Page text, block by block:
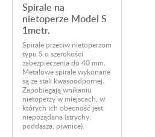
Spirale na
nietoperze Model S
1metr.
Spirale przeciw nietoperzom
typu S o szerokości
zabezpieczenia do 40 mm.
Metalowe spirale wykonane
są ze stali kwasoodpornej.
Zapobiegają wnikaniu
nietoperzy w miejscach, w
których ich obecność jest
niepożądana (strychy,
poddasza, piwnice).